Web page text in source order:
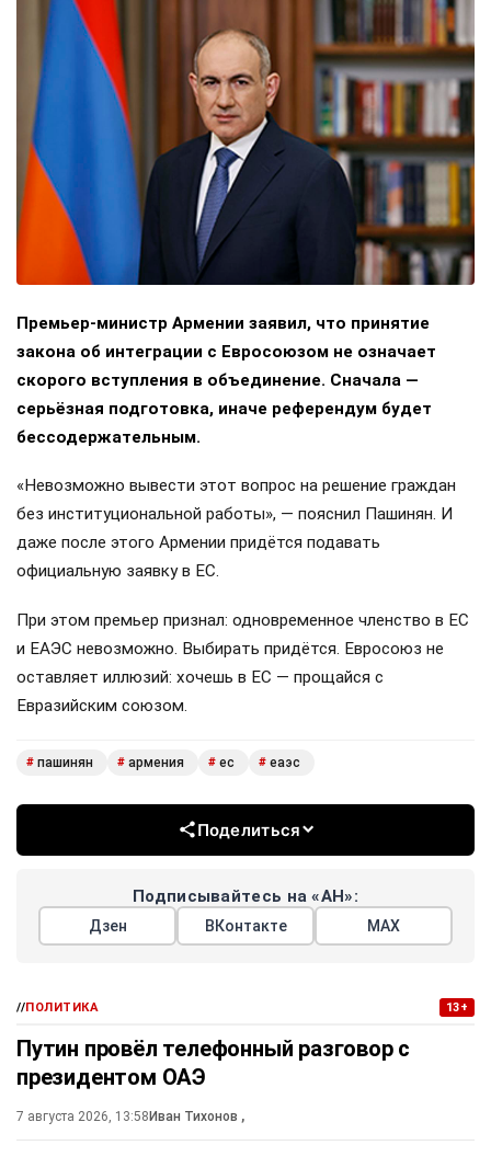
Премьер-министр Армении заявил, что принятие
закона об интеграции с Евросоюзом не означает
скорого вступления в объединение. Сначала —
серьёзная подготовка, иначе референдум будет
бессодержательным.
«Невозможно вывести этот вопрос на решение граждан
без институциональной работы», — пояснил Пашинян. И
даже после этого Армении придётся подавать
официальную заявку в ЕС.
При этом премьер признал: одновременное членство в ЕС
и ЕАЭС невозможно. Выбирать придётся. Евросоюз не
оставляет иллюзий: хочешь в ЕС — прощайся с
Евразийским союзом.
# пашинян # армения # ес # еаэс
Поделиться
Подписывайтесь на «АН»:
Дзен ВКонтакте МАХ
//ПОЛИТИКА 13+
Путин провёл телефонный разговор с
президентом ОАЭ
7 августа 2026, 13:58 Иван Тихонов ,